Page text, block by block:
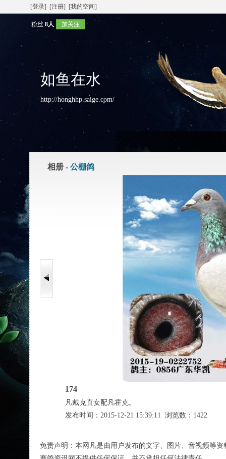
[登录] [注册] [我的空间]
粉丝 8人 加关注
如鱼在水
http://honghhp.saige.com/
相册 - 公棚鸽
174
凡戴克直女配凡霍克。
发布时间：2015-12-21 15:39:11 浏览数：1422
免责声明：本网凡是由用户发布的文字、图片、音视频等